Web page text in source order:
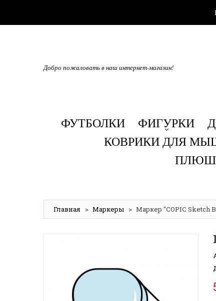
Добро пожаловать в наш интернет-магазин!
ФУТБОЛКИ ФИГУРКИ
КОВРИКИ ДЛЯ
Главная > Маркеры > Маркер "COPIC Sketch